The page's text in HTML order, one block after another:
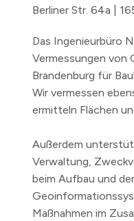
Berliner Str. 64a |
Das Ingenieurbüro
Vermessungen von
Brandenburg für
Wir vermessen
ermitteln Flächen
Außerdem
Verwaltung,
beim Aufbau und
Maßnahmen im